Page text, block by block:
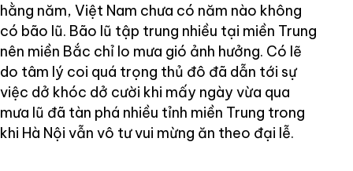
hằng năm, Việt Nam chưa có năm nào không
có bão lũ. Bão lũ tập trung nhiều tại miền Trung
nên miền Bắc chỉ lo mưa gió ảnh hưởng. Có lẽ
do tâm lý coi quá trọng thủ đô đã dẫn tới sự
việc dở khóc dở cười khi mấy ngày vừa qua
mưa lũ đã tàn phá nhiều tỉnh miền Trung trong
khi Hà Nội vẫn vô tư vui mừng ăn theo đại lễ.